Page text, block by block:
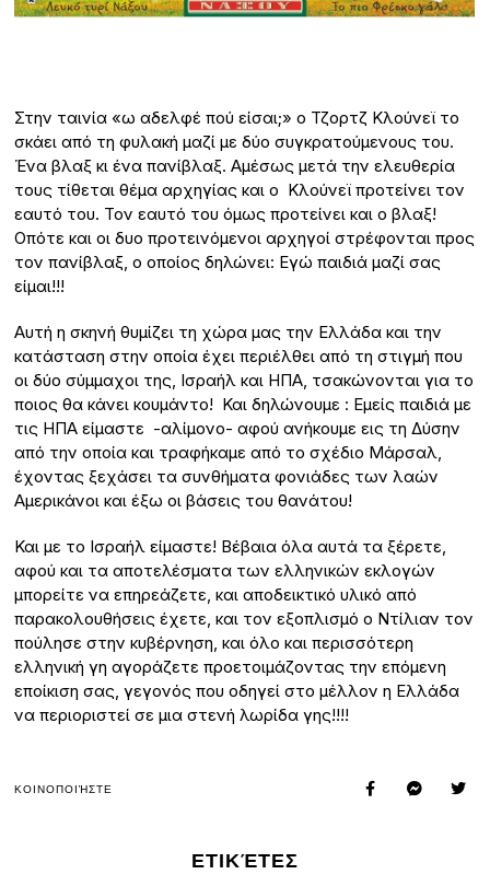
Στην ταινία «ω αδελφέ πού είσαι;» ο Τζορτζ Κλούνεϊ το
σκάει από τη φυλακή μαζί με δύο συγκρατούμενους του.
Ένα βλαξ κι ένα πανίβλαξ. Αμέσως μετά την ελευθερία
τους τίθεται θέμα αρχηγίας και ο Κλούνεϊ προτείνει τον
εαυτό του. Τον εαυτό του όμως προτείνει και ο βλαξ!
Οπότε και οι δυο προτεινόμενοι αρχηγοί στρέφονται προς
τον πανίβλαξ, ο οποίος δηλώνει: Εγώ παιδιά μαζί σας
είμαι!!!
Αυτή η σκηνή θυμίζει τη χώρα μας την Ελλάδα και την
κατάσταση στην οποία έχει περιέλθει από τη στιγμή που
οι δύο σύμμαχοι της, Ισραήλ και ΗΠΑ, τσακώνονται για το
ποιος θα κάνει κουμάντο! Και δηλώνουμε : Εμείς παιδιά με
τις ΗΠΑ είμαστε -αλίμονο- αφού ανήκουμε εις τη Δύσην
από την οποία και τραφήκαμε από το σχέδιο Μάρσαλ,
έχοντας ξεχάσει τα συνθήματα φονιάδες των λαών
Αμερικάνοι και έξω οι βάσεις του θανάτου!
Και με το Ισραήλ είμαστε! Βέβαια όλα αυτά τα ξέρετε,
αφού και τα αποτελέσματα των ελληνικών εκλογών
μπορείτε να επηρεάζετε, και αποδεικτικό υλικό από
παρακολουθήσεις έχετε, και τον εξοπλισμό ο Ντίλιαν τον
πούλησε στην κυβέρνηση, και όλο και περισσότερη
ελληνική γη αγοράζετε προετοιμάζοντας την επόμενη
εποίκιση σας, γεγονός που οδηγεί στο μέλλον η Ελλάδα
να περιοριστεί σε μια στενή λωρίδα γης!!!!
ΚΟΙΝΟΠΟΙΉΣΤΕ
ΕΤΙΚΈΤΕΣ